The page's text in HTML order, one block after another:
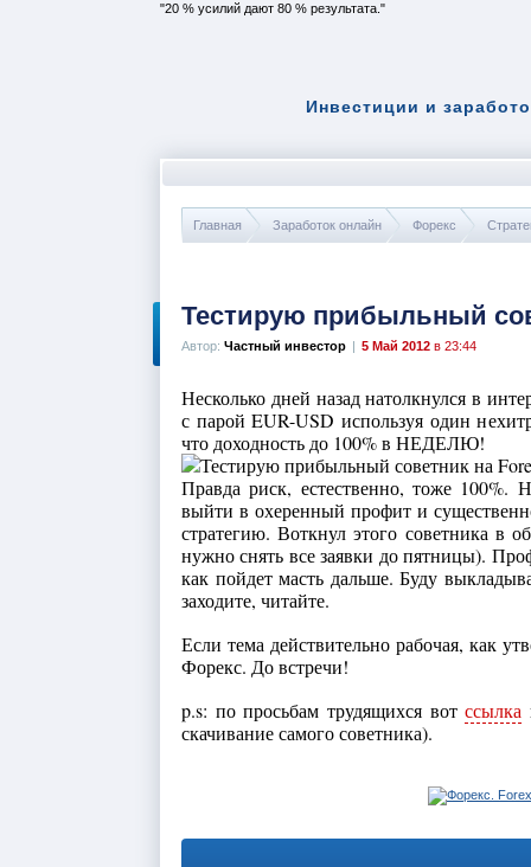
Инвестиции и
20 % усилий дают 80 % результата.
Главная Заработок онлайн Форекс
Тестирую прибыльный
Автор: Частный инвестор | 5 Май 2012 в 23:44
Несколько дней назад натолкнулся в
с парой EUR-USD используя один
что доходность до 100% в НЕДЕЛЮ!
Правда риск, естественно, тоже 100%.
выйти в охеренный профит и
стратегию. Воткнул этого советника в
нужно снять все заявки до пятницы).
как пойдет масть дальше. Буду
заходите, читайте.
Если тема действительно рабочая, как
Форекс. До встречи!
p.s: по просьбам трудящихся вотссылка
скачивание самого советника).